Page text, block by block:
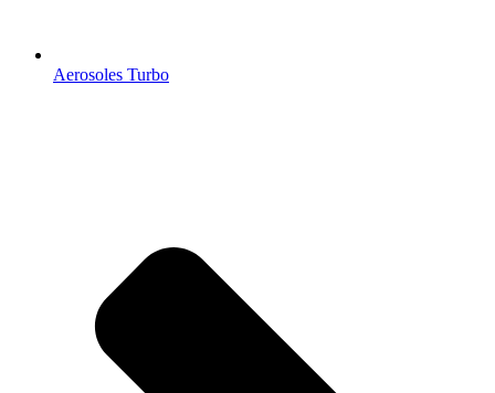
Aerosoles Turbo